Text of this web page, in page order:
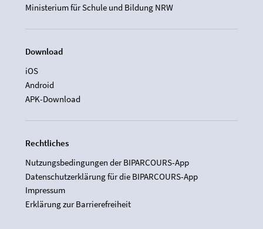
Ministerium für Schule und Bildung NRW
Download
iOS
Android
APK-Download
Rechtliches
Nutzungsbedingungen der BIPARCOURS-App
Datenschutzerklärung für die BIPARCOURS-App
Impressum
Erklärung zur Barrierefreiheit